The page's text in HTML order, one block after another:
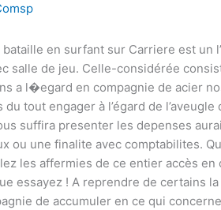
en surfant sur Carriere est un
salle de jeu. Celle-considérée
a l�egard en compagnie de acier
tout engager à l’égard de l’aveugle
suffira presenter les depenses
ou une finalite avec comptabilites.
les affermies de ce entier accès en
essayez ! A reprendre de certains
de accumuler en ce qui